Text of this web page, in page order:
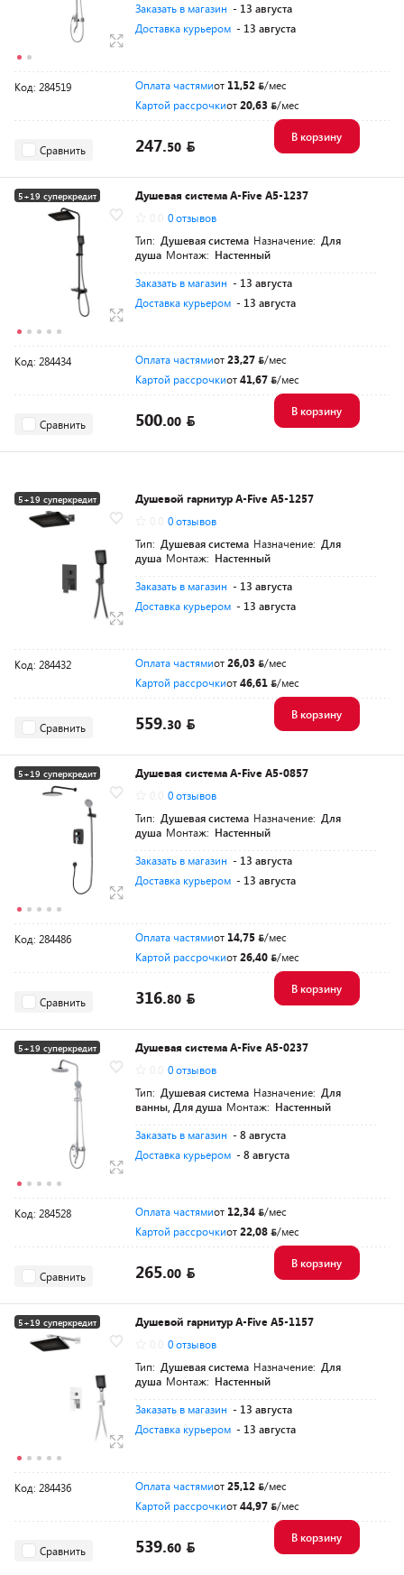
Заказать в магазин - 13 августа
Доставка курьером - 13 августа
Код: 284519 Оплата частямиот 11,52
/мес
Картой рассрочкиот20,63 /мес
Сравнить 247.50
В корзину
5+19 суперкредит
Разумная цена
Душевая система A-Five A5-1237
0 отзывов
Тип: Душевая система Назначение: Для
душа Монтаж: Настенный
Заказать в магазин - 13 августа
Доставка курьером - 13 августа
Код: 284434 Оплата частямиот23,27
/мес
Картой рассрочкиот41,67 /мес
Сравнить 500.00
В корзину
5+19 суперкредит
Разумная цена
Душевой гарнитур A-Five A5-1257
0 отзывов
Тип: Душевая система Назначение: Для
душа Монтаж: Настенный
Заказать в магазин - 13 августа
Доставка курьером - 13 августа
Код: 284432 Оплата частямиот26,03
/мес
Картой рассрочкиот46,61 /мес
Сравнить 559.30
В корзину
5+19 суперкредит
Разумная цена
Душевая система A-Five A5-0857
0 отзывов
Тип: Душевая система Назначение: Для
душа Монтаж: Настенный
Заказать в магазин - 13 августа
Доставка курьером - 13 августа
Код: 284486 Оплата частямиот 14,75
/мес
Картой рассрочкиот26,40 /мес
Сравнить 316.80
В корзину
5+19 суперкредит
Разумная цена
Душевая система A-Five A5-0237
0 отзывов
Тип: Душевая система Назначение: Для
ванны, Для душа Монтаж: Настенный
Заказать в магазин - 8 августа
Доставка курьером - 8 августа
Код: 284528 Оплата частямиот 12,34
/мес
Картой рассрочкиот22,08 /мес
Сравнить 265.00
В корзину
5+19 суперкредит
Разумная цена
Душевой гарнитур A-Five A5-1157
0 отзывов
Тип: Душевая система Назначение: Для
душа Монтаж: Настенный
Заказать в магазин - 13 августа
Доставка курьером - 13 августа
Код: 284436 Оплата частямиот25,12
/мес
Картой рассрочкиот44,97 /мес
Сравнить 539.60
В корзину